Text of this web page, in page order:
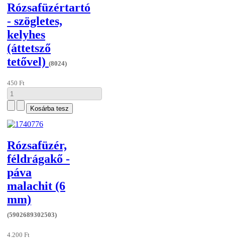
Rózsafüzértartó
- szögletes,
kelyhes
(áttetsző
tetővel) (8024)
450 Ft
Rózsafüzér,
féldrágakő -
páva
malachit (6
mm)
(5902689302503)
4.200 Ft